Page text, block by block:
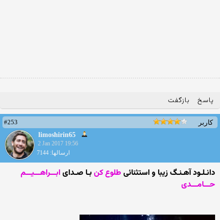
پاسخ بازگفت
کاربر
#253
limoshirin65
2 Jan 2017 19:56
ارسالها: 7144
دانـلـود آهـنـگ زیبا و استثنائی طلوع کنبـا صـدایابـــراهـــیـــم
حـــامـــدی